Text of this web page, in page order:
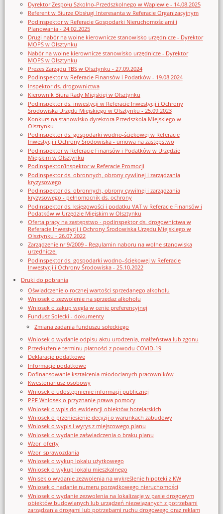
Dyrektor Zespołu Szkolno-Przedszkolnego w Waplewie - 14.08.2025
Referent w Biurze Obsługi Interesanta w Referacie Organizacyjnym
Podinspektor w Referacie Gospodarki Nieruchomościami i
Planowania - 24.02.2025
Drugi nabór na wolne kierownicze stanowisko urzędnicze - Dyrektor
MOPS w Olsztynku
Nabór na wolne kierownicze stanowisko urzędnicze - Dyrektor
MOPS w Olsztynku
Prezes Zarządu TBS w Olsztynku - 27.09.2024
Podinspektor w Referacie Finansów i Podatków - 19.08.2024
Inspektor ds. drogownictwa
Kierownik Biura Rady Miejskiej w Olsztynku
Podinspektor ds. inwestycji w Referacie Inwestycji i Ochrony
Środowiska Urzędu Miejskiego w Olsztynku - 25.09.2023
Konkurs na stanowisko dyrektora Przedszkola Miejskiego w
Olsztynku
Podinspektor ds. gospodarki wodno-ściekowej w Referacie
Inwestycji i Ochrony Środowiska - umowa na zastępstwo
Podinspektor w Referacie Finansów i Podatków w Urzędzie
Miejskim w Olsztynku
Podinspektor/inspektor w Referacie Promocji
Podinspektor ds. obronnych, obrony cywilnej i zarządzania
kryzysowego
Podinspektor ds. obronnych, obrony cywilnej i zarządzania
kryzysowego - pełnomocnik ds. ochrony
Podinspektor ds. księgowości i podatku VAT w Referacie Finansów i
Podatków w Urzędzie Miejskim w Olsztynku
Oferta pracy na zastępstwo - podinspektor ds. drogownictwa w
Referacie Inwestycji i Ochrony Środowiska Urzędu Miejskiego w
Olsztynku - 26.07.2022
Zarządzenie nr 9/2009 - Regulamin naboru na wolne stanowiska
urzędnicze.
Podinspektor ds. gospodarki wodno–ściekowej w Referacie
Inwestycji i Ochrony Środowiska - 25.10.2022
Druki do pobrania
Oświadczenie o rocznej wartości sprzedanego alkoholu
Wniosek o zezwolenie na sprzedaz alkoholu
Wniosek o zakup węgla w cenie preferencyjnej
Fundusz Sołecki - dokumenty
Zmiana zadania funduszu sołeckiego
Wniosek o wydanie odpisu aktu urodzenia, małżeństwa lub zgonu
Przedłużenie terminu płatności z powodu COVID-19
Deklaracje podatkowe
Informacje podatkowe
Dofinansowanie kształcenia młodocianych pracowników
Kwestonariusz osobowy
Wniosek o udostępnienie informacji publicznej
PPF Wniosek o przyznanie prawa pomocy
Wniosek o wpis do ewidencji obiektów hotelarskich
Wniosek o przeniesienie decyzji o warunkach zabudowy
Wniosek o wypis i wyrys z miejscowego planu
Wniosek o wydanie zaświadczenia o braku planu
Wzor_oferty
Wzor_sprawozdania
Wniosek o wykup lokalu użytkowego
Wniosek o wykup lokalu mieszkalnego
Wnisek o wydanie zezwolenia na wykreślenie hipoteki z KW
Wniosek o nadanie numeru porządkowego nieruchomości
Wniosek o wydanie zezwolenia na lokalizację w pasie drogowym
obiektów budowlanych lub urządzeń niezwiązanych z potrzebami
zarządzania drogami lub potrzebami ruchu drogowego oraz reklam